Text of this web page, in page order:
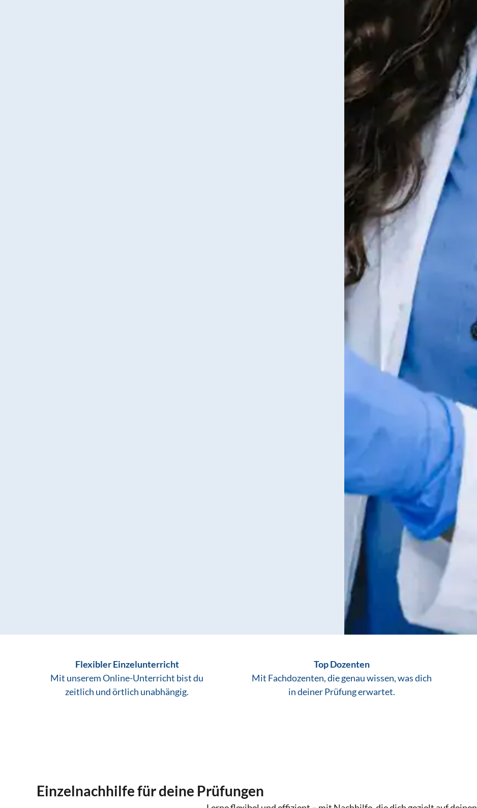
Flexibler Einzelunterricht
Mit unserem Online-Unterricht bist du
zeitlich und örtlich unabhängig.
Top Dozenten
Mit Fachdozenten, die genau wissen, was dich
in deiner Prüfung erwartet.
Einzelnachhilfe für deine Prüfungen